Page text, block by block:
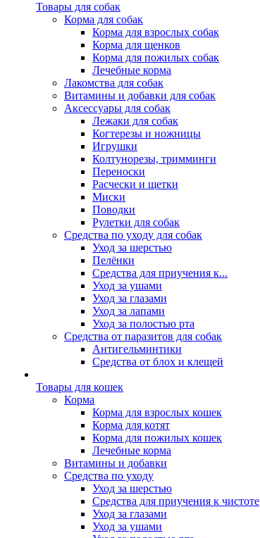
Товары для собак
Корма для собак
Корма для взрослых собак
Корма для щенков
Корма для пожилых собак
Лечебные корма
Лакомства для собак
Витамины и добавки для собак
Аксессуары для собак
Лежаки для собак
Когтерезы и ножницы
Игрушки
Колтунорезы, тримминги
Переноски
Расчески и щетки
Миски
Поводки
Рулетки для собак
Средства по уходу для собак
Уход за шерстью
Пелёнки
Средства для приучения к...
Уход за ушами
Уход за глазами
Уход за лапами
Уход за полостью рта
Средства от паразитов для собак
Антигельминтики
Средства от блох и клещей
Товары для кошек
Корма
Корма для взрослых кошек
Корма для котят
Корма для пожилых кошек
Лечебные корма
Витамины и добавки
Средства по уходу
Уход за шерстью
Средства для приучения к чистоте
Уход за глазами
Уход за ушами